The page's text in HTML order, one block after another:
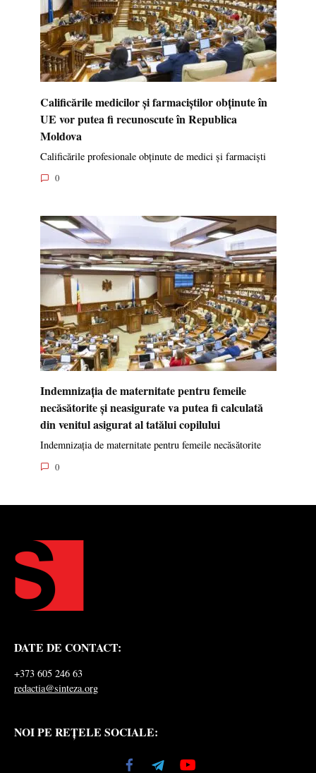
Calificările medicilor și farmaciștilor obținute în
UE vor putea fi recunoscute în Republica
Moldova
Calificările profesionale obținute de medici și farmaciști
0
Indemnizația de maternitate pentru femeile
necăsătorite și neasigurate va putea fi calculată
din venitul asigurat al tatălui copilului
Indemnizația de maternitate pentru femeile necăsătorite
0
DATE DE CONTACT:
+373 605 246 63
redactia@sinteza.org
NOI PE REȚELE SOCIALE: